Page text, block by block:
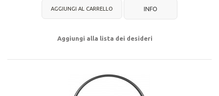
AGGIUNGI AL CARRELLO INFO
Aggiungi alla lista dei desideri